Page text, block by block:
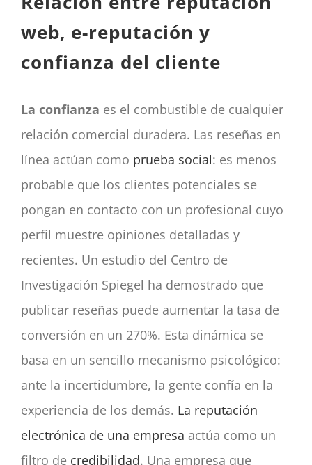
web, e-reputación y
confianza del cliente
La confianza es el combustible de cualquier
relación comercial duradera. Las reseñas en
línea actúan como prueba social: es menos
probable que los clientes potenciales se
pongan en contacto con un profesional cuyo
perfil muestre opiniones detalladas y
recientes. Un estudio del Centro de
Investigación Spiegel ha demostrado que
publicar reseñas puede aumentar la tasa de
conversión en un 270%. Esta dinámica se
basa en un sencillo mecanismo psicológico:
ante la incertidumbre, la gente confía en la
experiencia de los demás. La reputación
electrónica de una empresa actúa como un
filtro de credibilidad. Una empresa que